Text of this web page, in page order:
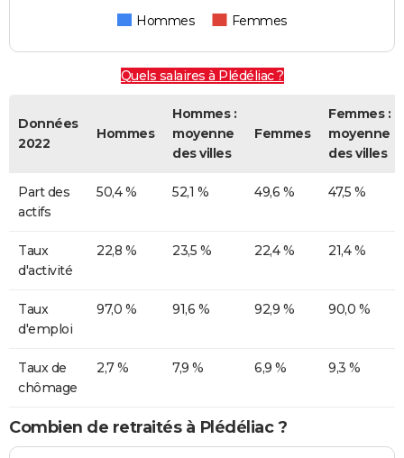
Hommes Femmes
Quels salaires à Plédéliac ?
Données
2022
Hommes
Hommes :
moyenne
des villes
Femmes
Femmes :
moyenne
des villes
Part des
actifs
50,4 % 52,1 % 49,6 % 47,5 %
Taux
d'activité
22,8 % 23,5 % 22,4 % 21,4 %
Taux
d'emploi
97,0 % 91,6 % 92,9 % 90,0 %
Taux de
chômage
2,7 % 7,9 % 6,9 % 9,3 %
Combien de retraités à Plédéliac ?